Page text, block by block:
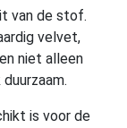
van de stof.
velvet,
niet alleen
is voor de